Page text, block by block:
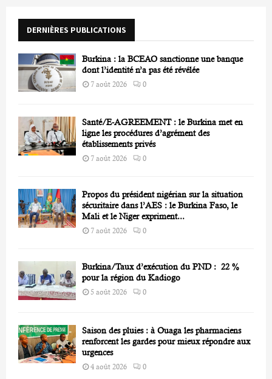
r
DERNIÈRES PUBLICATIONS
Burkina : la BCEAO sanctionne une banque
dont l’identité n’a pas été révélée
7 août 2026 0
Santé/E-AGREEMENT : le Burkina met en
ligne les procédures d’agrément des
établissements privés
7 août 2026 0
Propos du président nigérian sur la situation
sécuritaire dans l’AES : le Burkina Faso, le
Mali et le Niger expriment...
7 août 2026 0
Burkina/Taux d’exécution du PND : 22 %
pour la région du Kadiogo
5 août 2026 0
Saison des pluies : à Ouaga les pharmaciens
renforcent les gardes pour mieux répondre aux
urgences
4 août 2026 0